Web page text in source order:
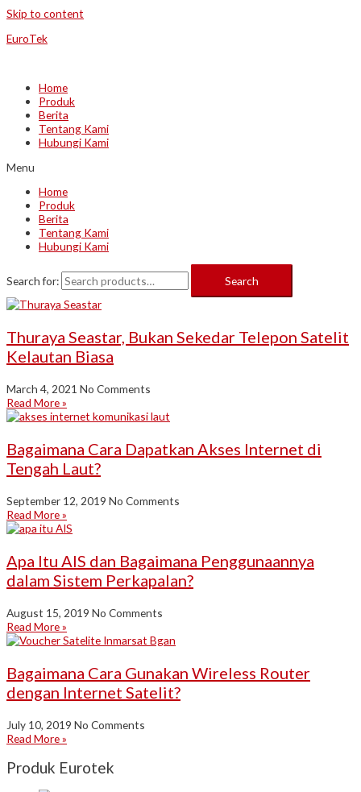
Skip to content
EuroTek
Home
Produk
Berita
Tentang Kami
Hubungi Kami
Menu
Home
Produk
Berita
Tentang Kami
Hubungi Kami
Search for: Search
Thuraya Seastar, Bukan Sekedar Telepon Satelit
Kelautan Biasa
March 4, 2021 No Comments
Read More »
Bagaimana Cara Dapatkan Akses Internet di
Tengah Laut?
September 12, 2019 No Comments
Read More »
Apa Itu AIS dan Bagaimana Penggunaannya
dalam Sistem Perkapalan?
August 15, 2019 No Comments
Read More »
Bagaimana Cara Gunakan Wireless Router
dengan Internet Satelit?
July 10, 2019 No Comments
Read More »
Produk Eurotek